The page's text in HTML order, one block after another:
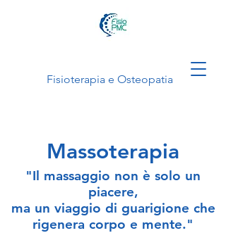
Fisioterapia e Osteopatia
Massoterapia
"Il massaggio non è solo un
piacere,
ma un viaggio di guarigione che
rigenera corpo e mente."